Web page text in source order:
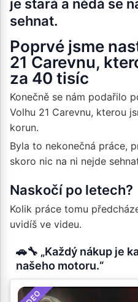
je stará a nědá se
sehnat.
Poprvé jsme
21 Carevnu,
za 40 tisíc
Konečně se nám podařilo
Volhu 21 Carevnu, kterou
korun.
Byla to nekonečná práce,
skoro nic na ni nejde
Naskočí po letech?
Kolik práce tomu
uvidíš ve videu.
🚗🔧 „Každý nákup je
našeho motoru.“